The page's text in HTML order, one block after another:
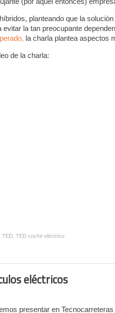
planteando que la
la tan preocupante
la charla plantea aspectos
de la charla:
,TED ,TED coche eléctrico
eléctricos
presentar en